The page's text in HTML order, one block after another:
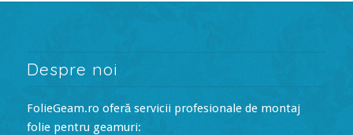
Despre noi
FolieGeam.ro oferă servicii profesionale de montaj
folie pentru geamuri: